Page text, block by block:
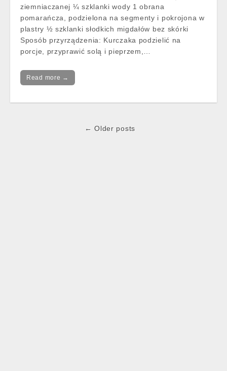
ziemniaczanej ¼ szklanki wody 1 obrana
pomarańcza, podzielona na segmenty i pokrojona w
plastry ½ szklanki słodkich migdałów bez skórki
Sposób przyrządzenia: Kurczaka podzielić na
porcje, przyprawić solą i pieprzem,…
Read more →
← Older posts